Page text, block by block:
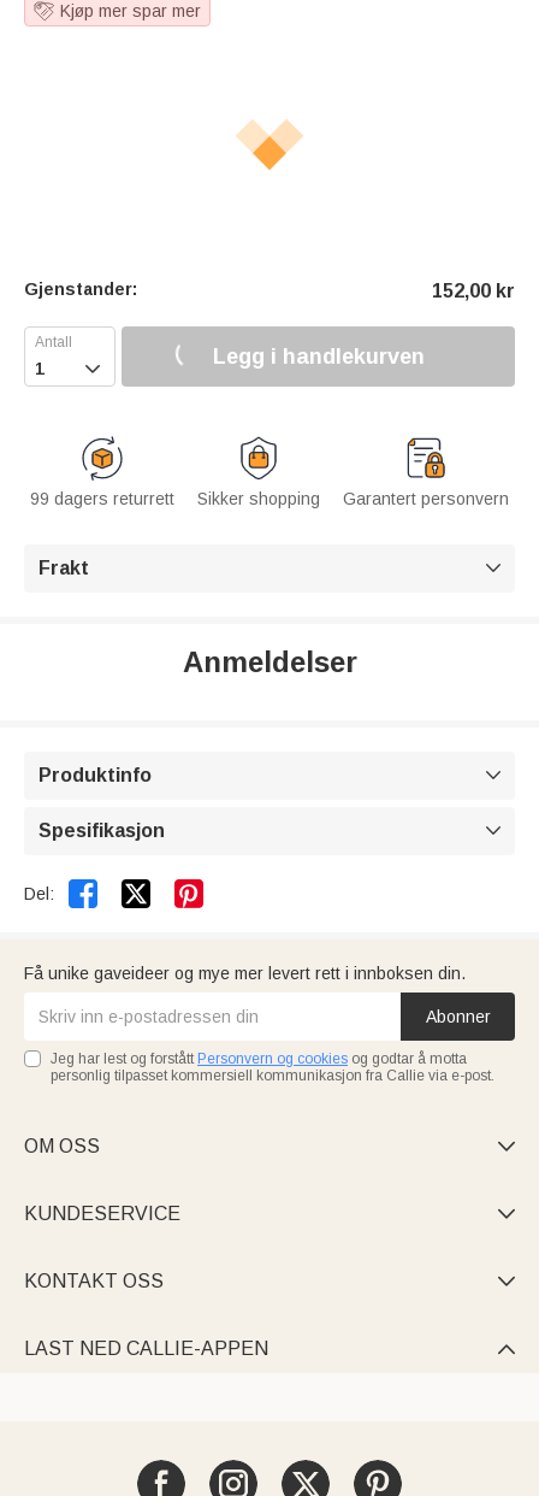
Kjøp mer spar mer
Gjenstander: 152,00 kr
 Legg i handlekurven
99 dagers returrett Sikker shopping Garantert personvern
Frakt 
Anmeldelser
Produktinfo 
Spesifikasjon 
Del:  
Få unike gaveideer og mye mer levert rett i innboksen din.
Abonner
Jeg har lest og forstått Personvern og cookies og godtar å motta
personlig tilpasset kommersiell kommunikasjon fra Callie via e-post.
OM OSS 
KUNDESERVICE 
KONTAKT OSS 
LAST NED CALLIE-APPEN 